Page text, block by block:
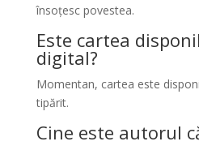
însoțesc povestea.
Este cartea
digital?
Momentan, cartea este
tipărit.
Cine este autorul